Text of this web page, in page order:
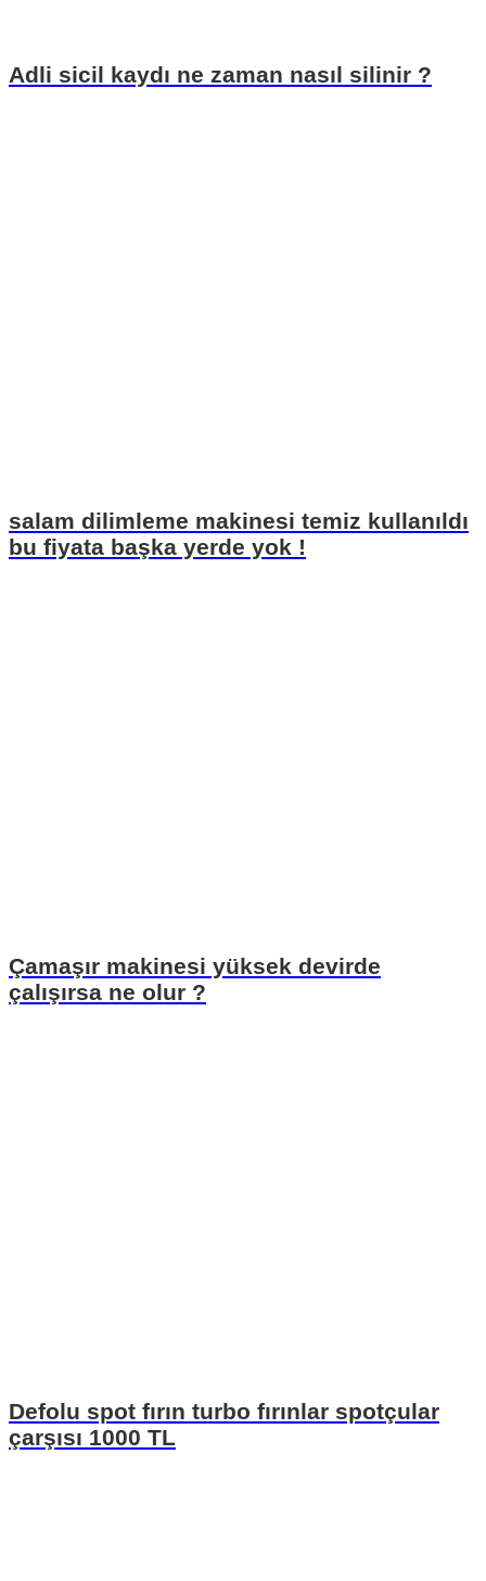
Adli sicil kaydı ne zaman nasıl silinir ?
salam dilimleme makinesi temiz kullanıldı
bu fiyata başka yerde yok !
Çamaşır makinesi yüksek devirde
çalışırsa ne olur ?
Defolu spot fırın turbo fırınlar spotçular
çarşısı 1000 TL